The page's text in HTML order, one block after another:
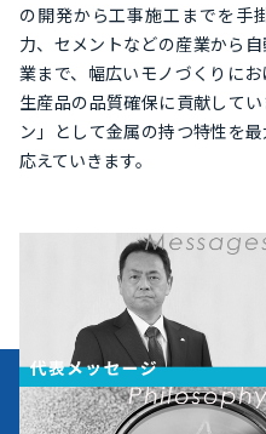
の開発から工事施工までを手
力、セメントなどの産業から
業まで、幅広いモノづくりにお
生産品の品質確保に貢献して
ン」として金属の持つ特性を
応えていきます。